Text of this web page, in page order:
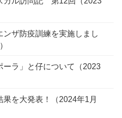
ンザ防疫訓練を実施しまし
ーラ」と仔について（2023
を大発表！（2024年1月